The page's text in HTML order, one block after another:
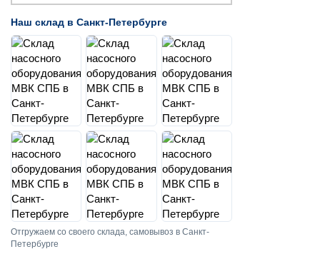
Наш склад в Санкт-Петербурге
Отгружаем со своего склада, самовывоз в Санкт-
Петербурге